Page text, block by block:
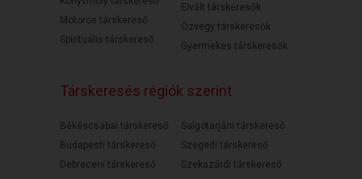
Motoros társkereső
Spirituális társkereső
Elvált társkeresők
Özvegy társkeresők
Gyermekes társkeresők
Társkeresés régiók szerint
Békéscsabai társkereső
Budapesti társkereső
Debreceni társkereső
Salgótarjáni társkereső
Szegedi társkereső
Szekszárdi társkereső